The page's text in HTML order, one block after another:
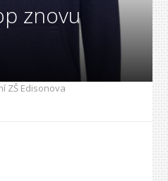
znovu
ZŠ Edisonova